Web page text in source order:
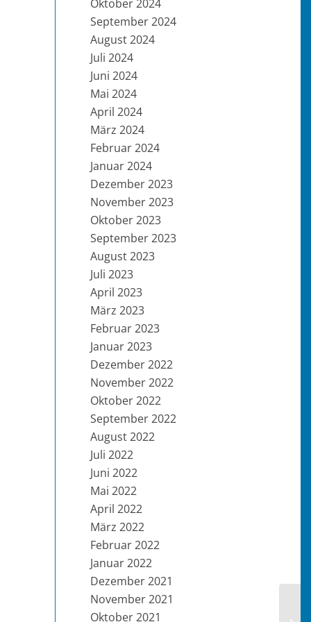
Oktober 2024
September 2024
August 2024
Juli 2024
Juni 2024
Mai 2024
April 2024
März 2024
Februar 2024
Januar 2024
Dezember 2023
November 2023
Oktober 2023
September 2023
August 2023
Juli 2023
April 2023
März 2023
Februar 2023
Januar 2023
Dezember 2022
November 2022
Oktober 2022
September 2022
August 2022
Juli 2022
Juni 2022
Mai 2022
April 2022
März 2022
Februar 2022
Januar 2022
Dezember 2021
November 2021
Oktober 2021